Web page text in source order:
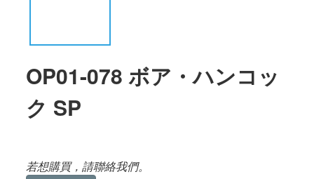
OP01-078 ボア・ハンコッ
ク SP
若想購買，請聯絡我們。